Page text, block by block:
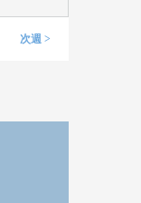
次週 >